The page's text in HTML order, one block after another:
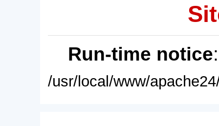
Run-time notice
/usr/local/www/